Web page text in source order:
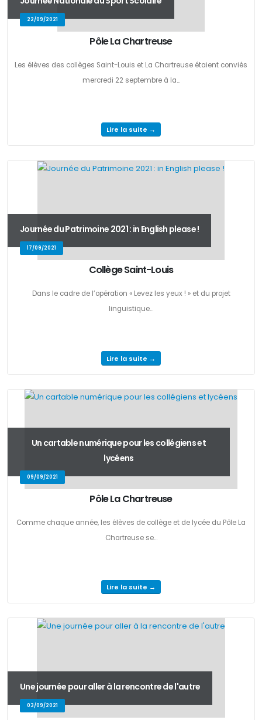
22/09/2021
Pôle La Chartreuse
Les élèves des collèges Saint-Louis et La Chartreuse étaient conviés
mercredi 22 septembre à la...
Lire la suite →
Journée du Patrimoine 2021 : in English please !
17/09/2021
Collège Saint-Louis
Dans le cadre de l’opération « Levez les yeux ! » et du projet
linguistique...
Lire la suite →
Un cartable numérique pour les collégiens et
lycéens
09/09/2021
Pôle La Chartreuse
Comme chaque année, les élèves de collège et de lycée du Pôle La
Chartreuse se...
Lire la suite →
Une journée pour aller à la rencontre de l'autre
03/09/2021